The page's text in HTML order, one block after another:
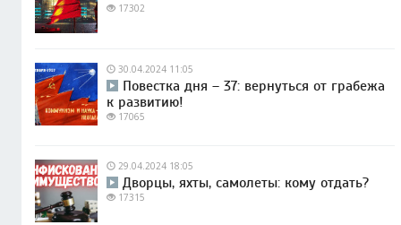
17302
30.04.2024 11:05
Повестка дня – 37: вернуться от грабежа
к развитию!
17065
29.04.2024 18:05
Дворцы, яхты, самолеты: кому отдать?
17315